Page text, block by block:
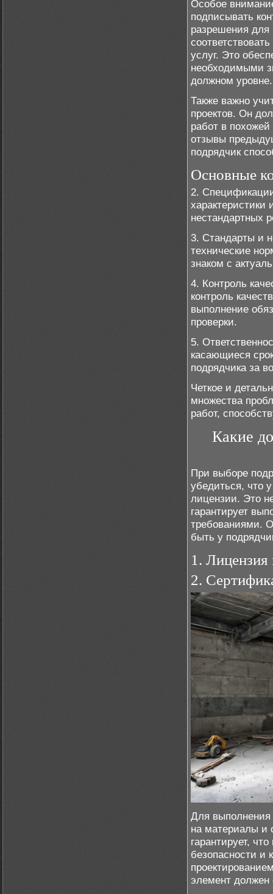
Особое
подписывать
разрешения
услуг. Это
необходимыми
должном уровне.
Также важно
проектов. Он
работ в
отзывы
подрядчик
Основные
2.
характеристики
нестандартных
3. Стандарты и
технические
знаком с
4. Контроль
контроль
выполнение
проверки.
5.
касающиеся
подрядчика за
Четкое и
множества
работ,
Какие
При выборе
убедиться, что
лицензии. Это
гарантирует
требованиями.
быть у
1.
2.
Для выполнения
на материалы и
гарантирует,
безопасности и
элемент должен